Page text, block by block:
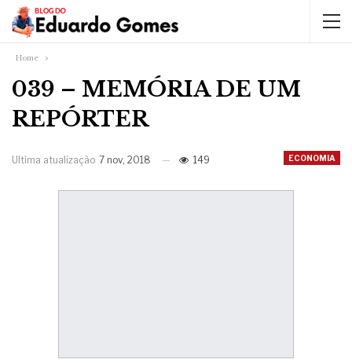
Home
039 – MEMÓRIA DE UM
REPÓRTER
ECONOMIA
Ultima atualização 7 nov, 2018 149